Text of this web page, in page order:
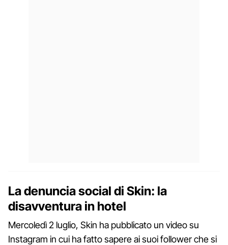
La denuncia social di Skin: la
disavventura in hotel
Mercoledì 2 luglio, Skin ha pubblicato un video su
Instagram in cui ha fatto sapere ai suoi follower che si